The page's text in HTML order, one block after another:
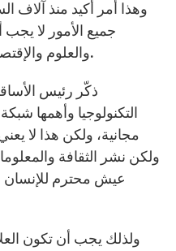
وهذا أمر أكيد منذ آلاف
جميع الأمور لا يجب
والعلوم والإقتصاد في خدمة المرء وليس ضده.
ذكّر رئيس
التكنولوجيا وأهمها
مجانية، ولكن هذا لا
ولكن نشر الثقافة
عيش محترم للإنسان
ولذلك يجب أن تكون